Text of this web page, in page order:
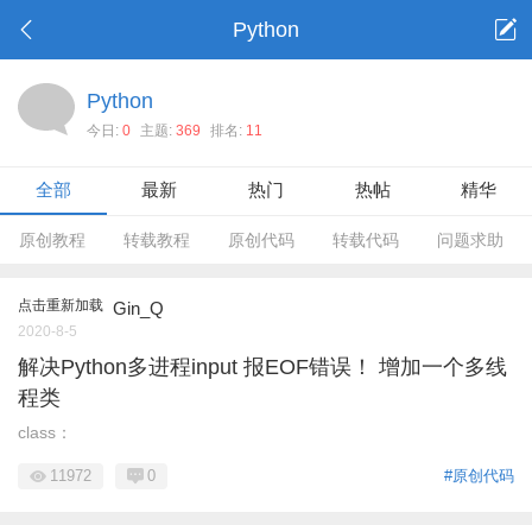
Python
Python
今日: 0 主题: 369 排名: 11
全部 最新 热门 热帖 精华
原创教程 转载教程 原创代码 转载代码 问题求助
点击重新加载 Gin_Q
2020-8-5
解决Python多进程input 报EOF错误！ 增加一个多线
程类
class：
#原创代码
11972 0